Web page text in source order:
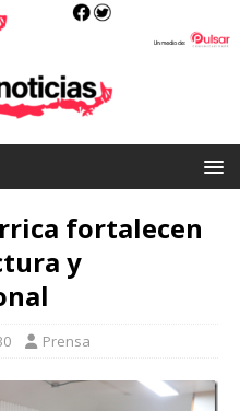
fortalecen
y
Prensa